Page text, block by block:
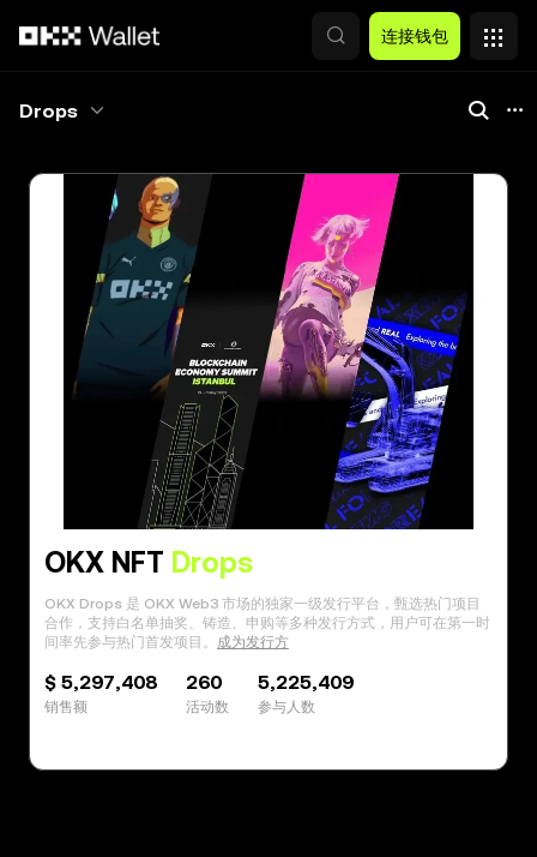
连接钱包
Drops
OKX NFT Drops
OKX Drops 是 OKX Web3 市场的独家一级发行平台，甄选热门项目
合作，支持白名单抽奖、铸造、申购等多种发行方式，用户可在第一时
间率先参与热门首发项目。 成为发行方
$ 5,297,408
销售额
260
活动数
5,225,409
参与人数